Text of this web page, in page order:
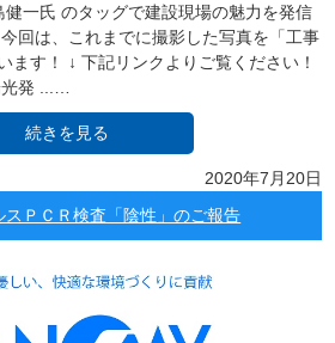
一氏 のタッグで建設現場の魅力を発信
回は、これまでに撮影した写真を「工事
ます！ ↓ 下記リンクよりご覧ください！
発 ...…
続きを見る
2020年7月20日
スＰＣＲ検査「陰性」のご報告